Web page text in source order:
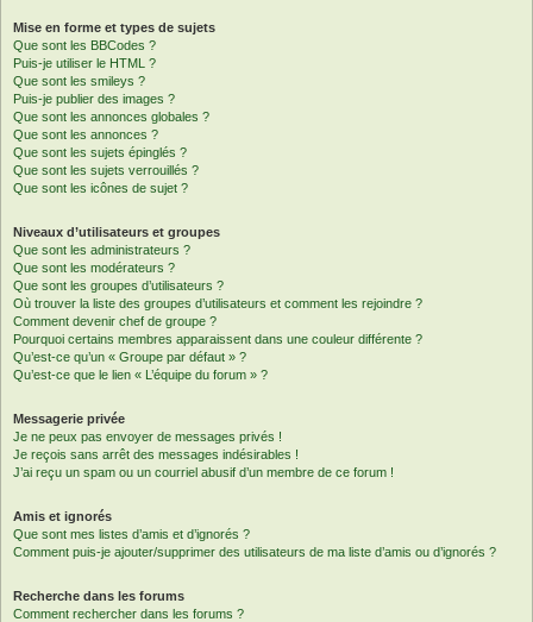
Mise en forme et types de sujets
Que sont les BBCodes ?
Puis-je utiliser le HTML ?
Que sont les smileys ?
Puis-je publier des images ?
Que sont les annonces globales ?
Que sont les annonces ?
Que sont les sujets épinglés ?
Que sont les sujets verrouillés ?
Que sont les icônes de sujet ?
Niveaux d’utilisateurs et groupes
Que sont les administrateurs ?
Que sont les modérateurs ?
Que sont les groupes d’utilisateurs ?
Où trouver la liste des groupes d’utilisateurs et comment les rejoindre ?
Comment devenir chef de groupe ?
Pourquoi certains membres apparaissent dans une couleur différente ?
Qu’est-ce qu’un « Groupe par défaut » ?
Qu’est-ce que le lien « L’équipe du forum » ?
Messagerie privée
Je ne peux pas envoyer de messages privés !
Je reçois sans arrêt des messages indésirables !
J’ai reçu un spam ou un courriel abusif d’un membre de ce forum !
Amis et ignorés
Que sont mes listes d’amis et d’ignorés ?
Comment puis-je ajouter/supprimer des utilisateurs de ma liste d’amis ou d’ignorés ?
Recherche dans les forums
Comment rechercher dans les forums ?